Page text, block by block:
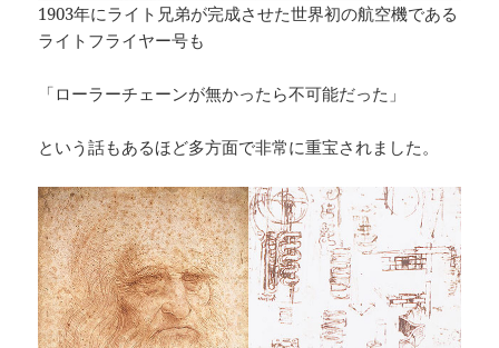
1903年にライト兄弟が完成させた世界初の航空機である
ライトフライヤー号も
「ローラーチェーンが無かったら不可能だった」
という話もあるほど多方面で非常に重宝されました。